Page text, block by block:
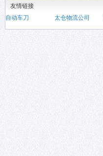
友情链接
自动车刀
太仓物流公司